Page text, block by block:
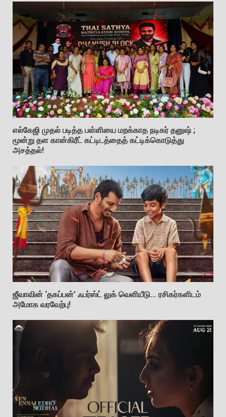
எல்கேஜி முதல் படித்த பள்ளியை மறக்காத நடிகர் தனுஷ் ;
மூன்று தள கான்கிரீட் கட்டிடத்தைத் கட்டிக்கொடுத்து
அசத்தல்!
ஜீவாவின் ‘தகப்பன்’ ஃபர்ஸ்ட் லுக் வெளியீடு… ரசிகர்களிடம்
அமோக வரவேற்பு!